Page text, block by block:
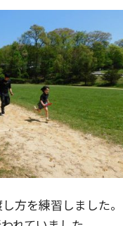
方を練習しました